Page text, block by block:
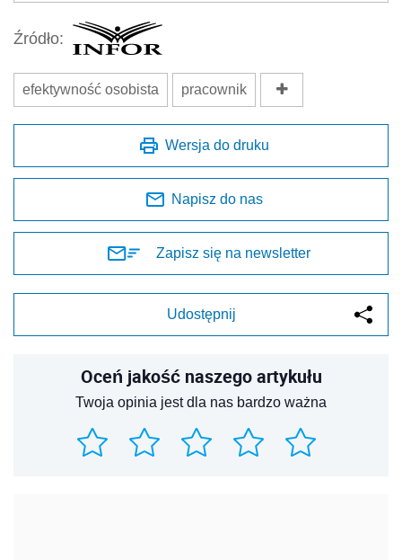
Źródło:
efektywność osobista pracownik
Wersja do druku
Napisz do nas
Zapisz się na newsletter
Udostępnij
Oceń jakość naszego artykułu
Twoja opinia jest dla nas bardzo ważna